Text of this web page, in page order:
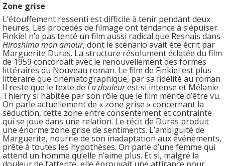
Zone grise
L’étouffement ressenti est difficile à tenir pendant deux
heures. Les procédés de filmage ont tendance à s’épuiser.
Finkiel n’a pas tenté un film aussi radical que Resnais dans
Hiroshima mon amour, dont le scénario avait été écrit par
Marguerite Duras. La structure résolument éclatée du film
de 1959 concordait avec le renouvellement des formes
littéraires du Nouveau roman. Le film de Finkiel est plus
littéraire que cinématographique, par sa fidélité au roman.
Il reste que le texte de La douleurest si intense et Mélanie
Thierry si habitée par son rôle que le film mérite d’être vu.
On parle actuellement de « zone grise » concernant la
séduction, cette zone entre consentement et contrainte
qui se joue dans une relation. Le récit de Duras produit
une énorme zone grise de sentiments. L’ambiguïté de
Marguerite, nourrie de son inadaptation aux événements,
prête à toutes les hypothèses. On parle d’une femme qui
attend un homme qu’elle n’aime plus. Et si, malgré la
douleur de l’attente, elle éprouvait une attirance pour